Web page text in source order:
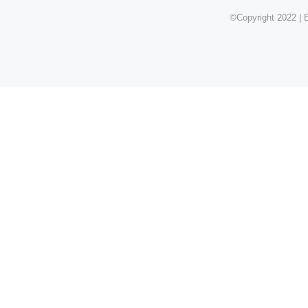
©Copyright 2022 |